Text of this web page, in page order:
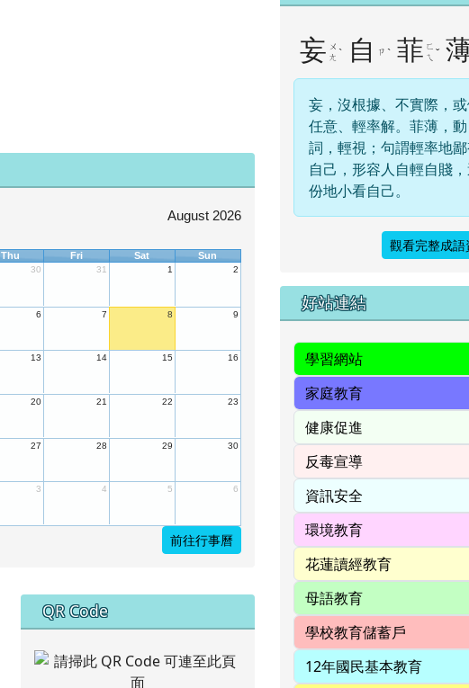
August 2026
Thu Fri Sat Sun
30 31 1 2
6 7 8 9
13 14 15 16
20 21 22 23
27 28 29 30
3 4 5 6
前往行事曆
下中右區域內容
QR Code
妄 ㄨ
ㄤ ˋ 自 ㄗ ˋ 菲 ㄈ
ㄟ ˇ
妄，沒根據、不實際，
任意、輕率解。菲薄，動
詞，輕視；句謂輕率地
自己，形容人自輕自賤
份地小看自己。
觀看完整成語
右邊區域內容
好站連結